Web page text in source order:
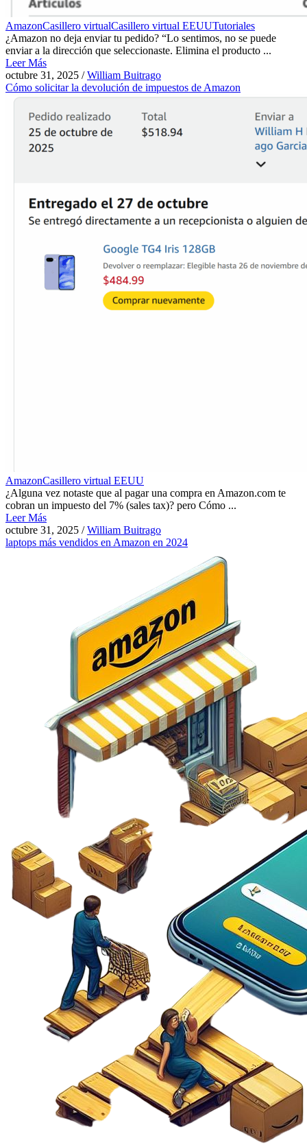
AmazonCasillero virtualCasillero virtual EEUUTutoriales
¿Amazon no deja enviar tu pedido? “Lo sentimos, no se puede
enviar a la dirección que seleccionaste. Elimina el producto ...
Leer Más
octubre 31, 2025 /William Buitrago
Cómo solicitar la devolución de impuestos de Amazon
AmazonCasillero virtual EEUU
¿Alguna vez notaste que al pagar una compra en Amazon.com te
cobran un impuesto del 7% (sales tax)? pero Cómo ...
Leer Más
octubre 31, 2025 /William Buitrago
laptops más vendidos en Amazon en 2024